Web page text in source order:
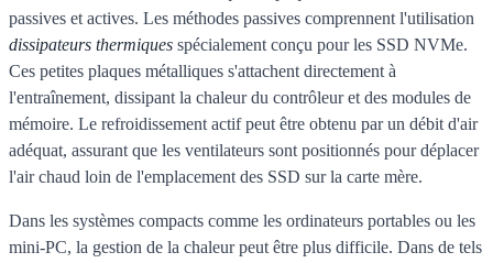
passives et actives. Les méthodes passives comprennent l'utilisation
dissipateurs thermiques spécialement conçu pour les SSD NVMe.
Ces petites plaques métalliques s'attachent directement à
l'entraînement, dissipant la chaleur du contrôleur et des modules de
mémoire. Le refroidissement actif peut être obtenu par un débit d'air
adéquat, assurant que les ventilateurs sont positionnés pour déplacer
l'air chaud loin de l'emplacement des SSD sur la carte mère.
Dans les systèmes compacts comme les ordinateurs portables ou les
mini-PC, la gestion de la chaleur peut être plus difficile. Dans de tels